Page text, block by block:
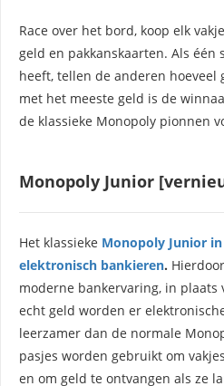
Race over het bord, koop elk
geld en pakkanskaarten. Als één
heeft, tellen de anderen hoeveel
met het meeste geld is de
de klassieke Monopoly pionnen
Monopoly Junior
Het klassieke Monopoly Junior
elektronisch bankieren.
moderne bankervaring, in plaats
echt geld worden er
leerzamer dan de normale
pasjes worden gebruikt om
en om geld te ontvangen als ze